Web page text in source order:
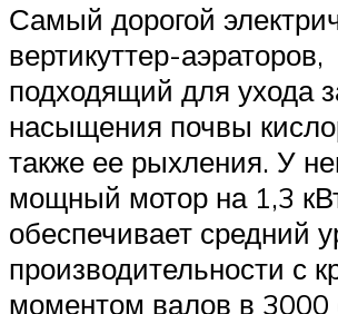
Самый дорогой
вертикуттер-аэраторов,
подходящий для ухода
насыщения почвы
также ее рыхления. У
мощный мотор на 1,3
обеспечивает средний
производительности с
моментом валов в 3000